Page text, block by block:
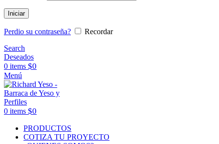
Iniciar
Perdio su contraseña?
Recordar
Search
Deseados
0 items $0
Menú
0 items $0
PRODUCTOS
COTIZA TU PROYECTO